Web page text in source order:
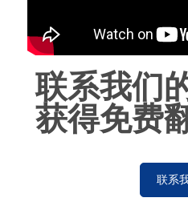
联系我们
获得免费
联系